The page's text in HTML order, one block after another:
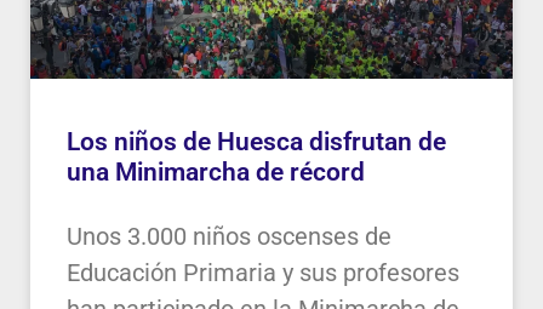
Los niños de Huesca disfrutan de
una Minimarcha de récord
Unos 3.000 niños oscenses de
Educación Primaria y sus profesores